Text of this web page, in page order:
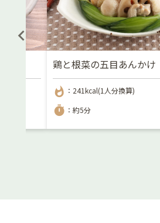
鶏と根菜の五目あんかけ
whatshot ：241kcal(1人分換算)
timer ：約5分